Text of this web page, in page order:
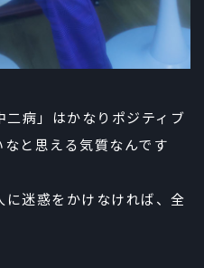
二病」はかなりポジティブ
と思える気質なんです
迷惑をかけなければ、全